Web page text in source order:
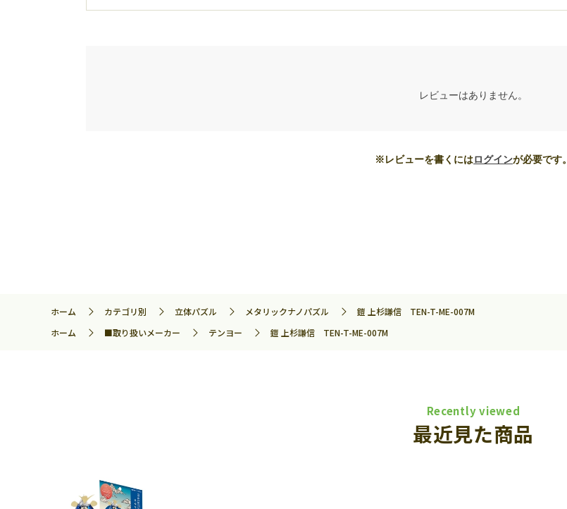
レビューはありません。
※レビューを書くにはログインが必要です。
ホーム カテゴリ別 立体パズル メタリックナノパズル
鎧 上杉謙信 TEN-T-ME-007M
ホーム
■取り扱いメーカー テンヨー 鎧 上杉謙信 TEN-T-ME-007M
Recently viewed
最近見た商品